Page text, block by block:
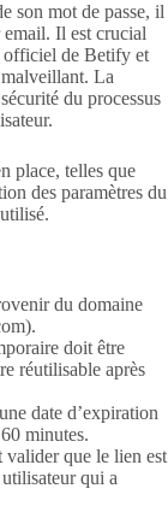
son mot de passe, il
email. Il est crucial
officiel de Betify et
La
du processus
place, telles que
des paramètres du
du domaine
doit être
réutilisable après
date d’expiration
minutes.
valider que le lien est
qui a